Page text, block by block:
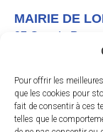
Pour offrir les
que les cookies pour
fait de consentir à ces
telles que le
MAIRIE DE
27 Grande Rue,
Nous
Instagram